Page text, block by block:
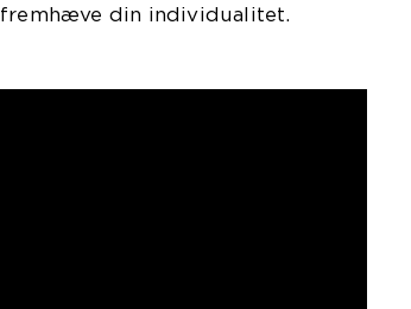
din individualitet.